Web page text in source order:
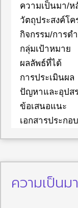
ความเป็นมา/ห
วัตถุประสงค์โค
กิจกรรม/การด
กลุ่มเป้าหมาย
ผลลัพธ์ที่ได้
การประเมินผล
ปัญหาและอุปส
ข้อเสนอแนะ
เอกสารประกอ
ความเป็น